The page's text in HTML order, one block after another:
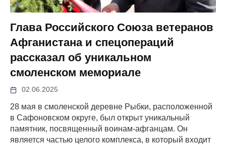
Глава Российского Союза ветеранов
Афганистана и спецопераций
рассказал об уникальном
смоленском мемориале
02.06.2025
28 мая в смоленской деревне Рыбки, расположенной
в Сафоновском округе, был открыт уникальный
памятник, посвященный воинам-афганцам. Он
является частью целого комплекса, в который входит